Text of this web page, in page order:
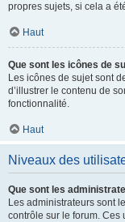
propres sujets, si cela a
Haut
Que sont les icônes de
Les icônes de sujet sont
d’illustrer le contenu de
fonctionnalité.
Haut
Niveaux des
Que sont les
Les administrateurs sont
contrôle sur le forum. Ces